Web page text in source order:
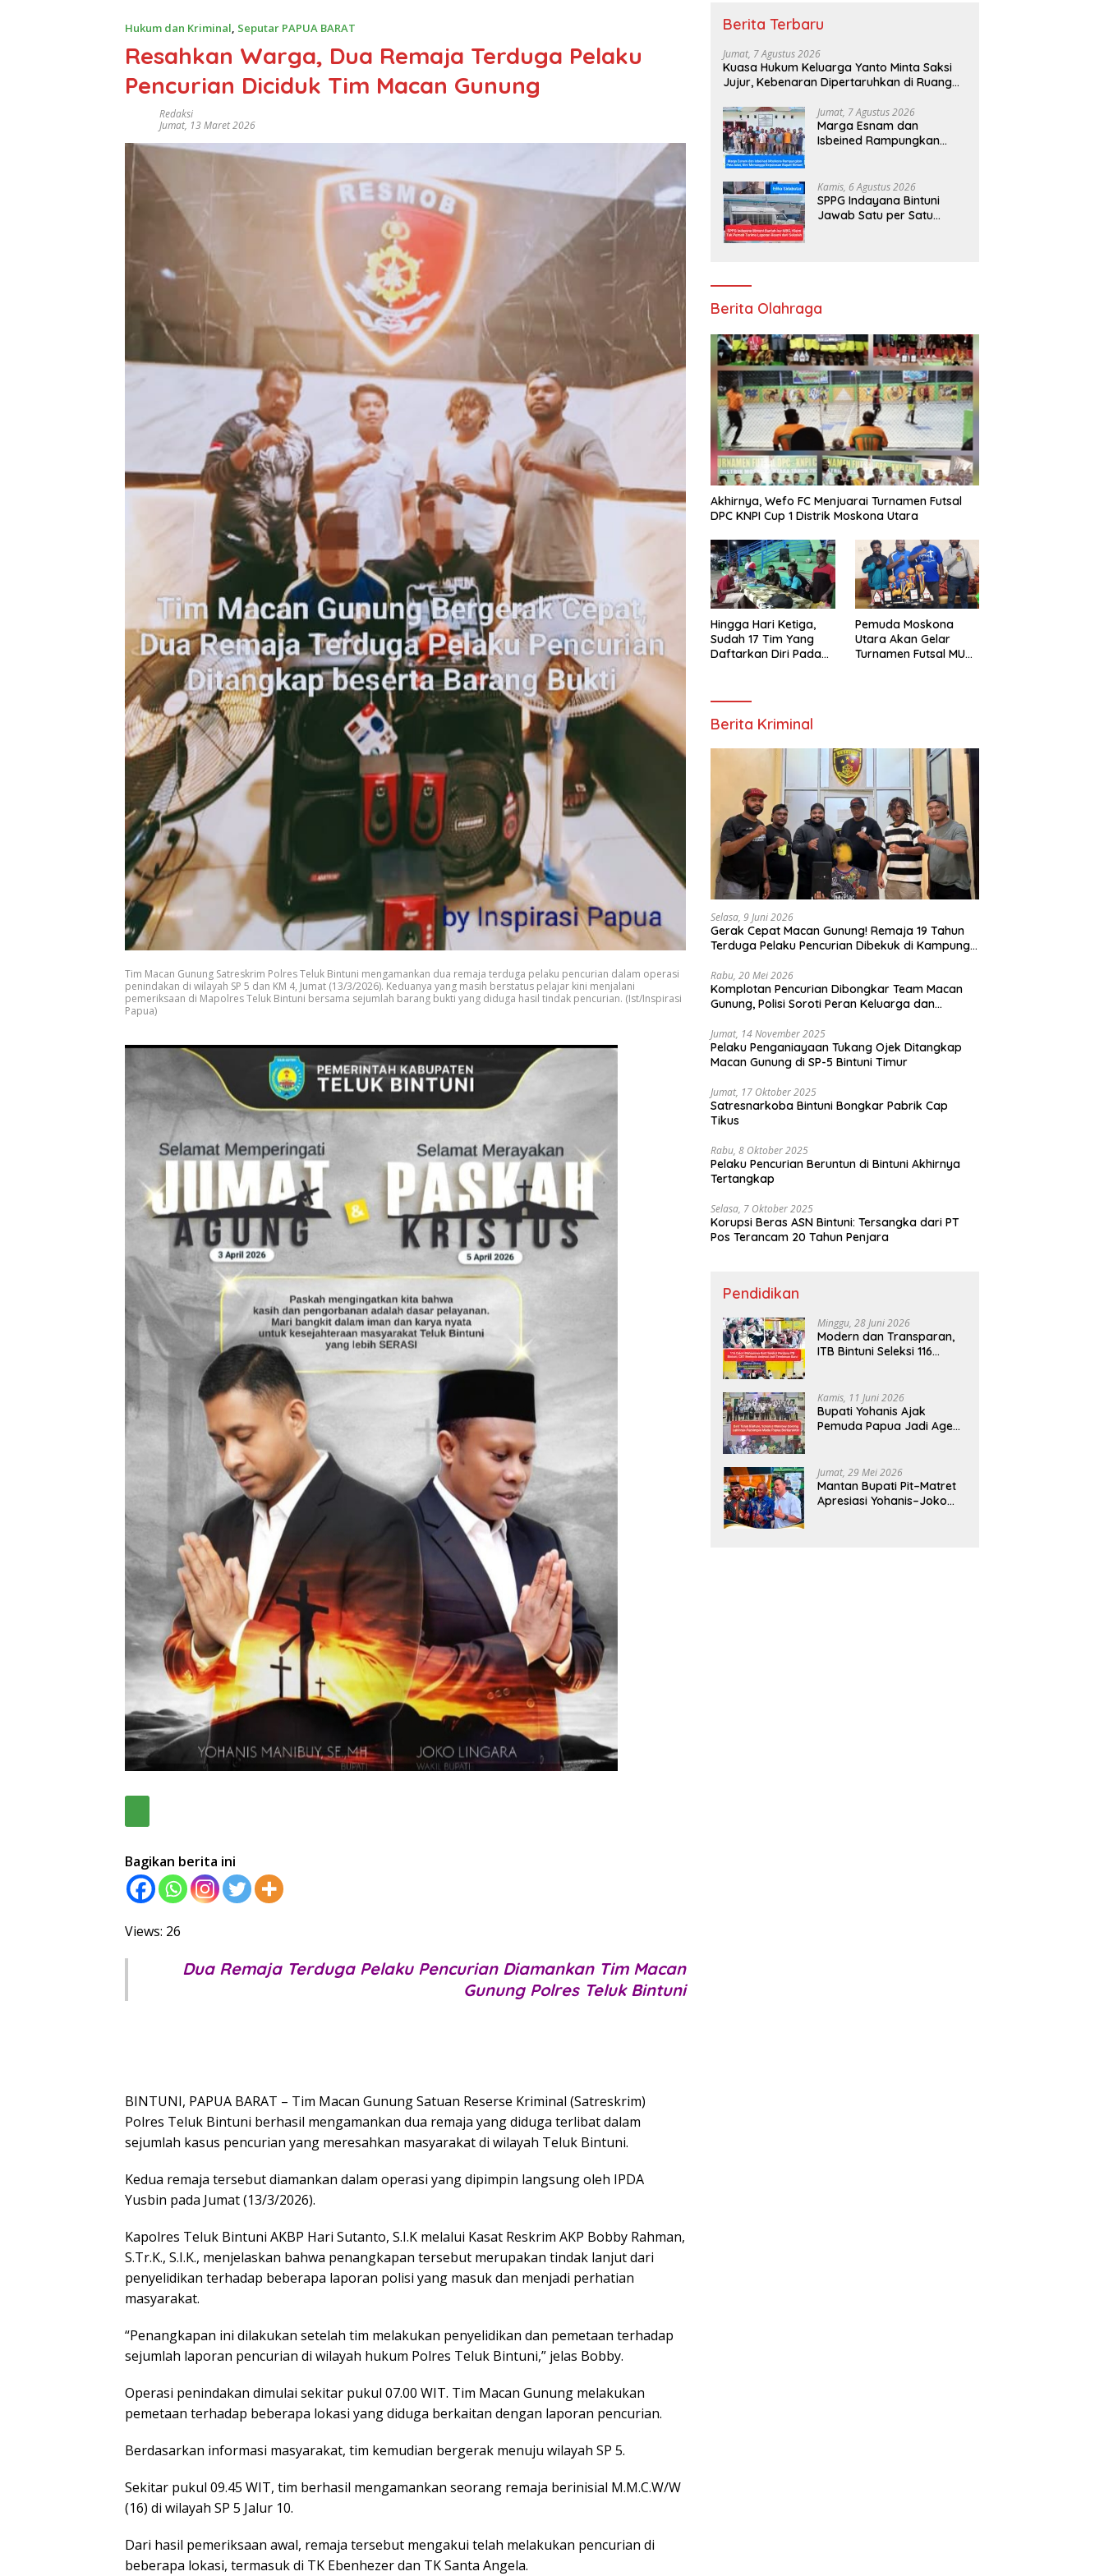
Hukum dan Kriminal, Seputar PAPUA BARAT
Resahkan Warga, Dua Remaja Terduga Pelaku
Pencurian Diciduk Tim Macan Gunung
Redaksi
Jumat, 13 Maret 2026
Tim Macan Gunung Satreskrim Polres Teluk Bintuni mengamankan dua remaja terduga pelaku pencurian dalam operasi
penindakan di wilayah SP 5 dan KM 4, Jumat (13/3/2026). Keduanya yang masih berstatus pelajar kini menjalani
pemeriksaan di Mapolres Teluk Bintuni bersama sejumlah barang bukti yang diduga hasil tindak pencurian. (Ist/Inspirasi
Papua)
Bagikan berita ini
Views: 26
Dua Remaja Terduga Pelaku Pencurian Diamankan Tim Macan
Gunung Polres Teluk Bintuni
BINTUNI, PAPUA BARAT – Tim Macan Gunung Satuan Reserse Kriminal (Satreskrim)
Polres Teluk Bintuni berhasil mengamankan dua remaja yang diduga terlibat dalam
sejumlah kasus pencurian yang meresahkan masyarakat di wilayah Teluk Bintuni.
Kedua remaja tersebut diamankan dalam operasi yang dipimpin langsung oleh IPDA
Yusbin pada Jumat (13/3/2026).
Kapolres Teluk Bintuni AKBP Hari Sutanto, S.I.K melalui Kasat Reskrim AKP Bobby Rahman,
S.Tr.K., S.I.K., menjelaskan bahwa penangkapan tersebut merupakan tindak lanjut dari
penyelidikan terhadap beberapa laporan polisi yang masuk dan menjadi perhatian
masyarakat.
“Penangkapan ini dilakukan setelah tim melakukan penyelidikan dan pemetaan terhadap
sejumlah laporan pencurian di wilayah hukum Polres Teluk Bintuni,” jelas Bobby.
Operasi penindakan dimulai sekitar pukul 07.00 WIT. Tim Macan Gunung melakukan
pemetaan terhadap beberapa lokasi yang diduga berkaitan dengan laporan pencurian.
Berdasarkan informasi masyarakat, tim kemudian bergerak menuju wilayah SP 5.
Sekitar pukul 09.45 WIT, tim berhasil mengamankan seorang remaja berinisial M.M.C.W/W
(16) di wilayah SP 5 Jalur 10.
Dari hasil pemeriksaan awal, remaja tersebut mengakui telah melakukan pencurian di
beberapa lokasi, termasuk di TK Ebenhezer dan TK Santa Angela.
Berita Terbaru
Jumat, 7 Agustus 2026
Kuasa Hukum Keluarga Yanto Minta Saksi
Jujur, Kebenaran Dipertaruhkan di Ruang
Jumat, 7 Agustus 2026
Marga Esnam dan
Isbeined Rampungkan
Kamis, 6 Agustus 2026
SPPG Indayana Bintuni
Jawab Satu per Satu
Berita Olahraga
Akhirnya, Wefo FC Menjuarai Turnamen Futsal
DPC KNPI Cup 1 Distrik Moskona Utara
Hingga Hari Ketiga,
Sudah 17 Tim Yang
Daftarkan Diri Pada
Teluk Bintuni
Pemuda Moskona
Utara Akan Gelar
Turnamen Futsal MU
Berita Kriminal
Selasa, 9 Juni 2026
Gerak Cepat Macan Gunung! Remaja 19 Tahun
Terduga Pelaku Pencurian Dibekuk di Kampung
Rabu, 20 Mei 2026
Komplotan Pencurian Dibongkar Team Macan
Gunung, Polisi Soroti Peran Keluarga dan
Jumat, 14 November 2025
Pelaku Penganiayaan Tukang Ojek Ditangkap
Macan Gunung di SP-5 Bintuni Timur
Jumat, 17 Oktober 2025
Satresnarkoba Bintuni Bongkar Pabrik Cap
Tikus
Rabu, 8 Oktober 2025
Pelaku Pencurian Beruntun di Bintuni Akhirnya
Tertangkap
Selasa, 7 Oktober 2025
Korupsi Beras ASN Bintuni: Tersangka dari PT
Pos Terancam 20 Tahun Penjara
Pendidikan
Minggu, 28 Juni 2026
Modern dan Transparan,
ITB Bintuni Seleksi 116
Kamis, 11 Juni 2026
Bupati Yohanis Ajak
Pemuda Papua Jadi Agen
Jumat, 29 Mei 2026
Mantan Bupati Pit–Matret
Apresiasi Yohanis–Joko